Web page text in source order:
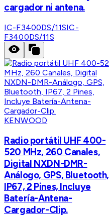
cargador ni antena.
IC-F3400DS/11SIC-
F3400DS/11S
KENWOOD
Radio portátil UHF 400-
520 MHz, 260 Canales,
Digital NXDN-DMR-
Análogo, GPS, Bluetooth,
IP67, 2 Pines, Incluye
Batería-Antena-
Cargador-Clip.